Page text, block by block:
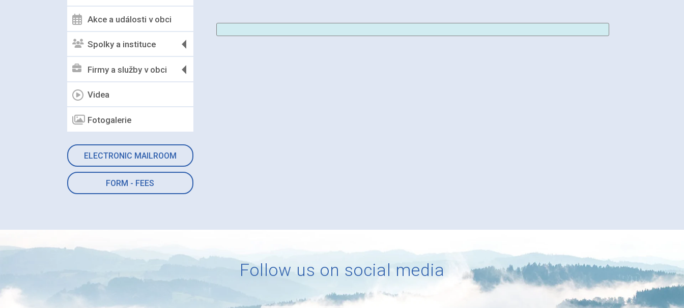
Akce a události v obci
Spolky a instituce
Firmy a služby v obci
Videa
Fotogalerie
ELECTRONIC MAILROOM
FORM - FEES
Follow us on social media